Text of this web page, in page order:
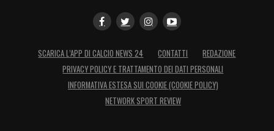
SCARICA L’APP DI CALCIO NEWS 24 CONTATTI
REDAZIONE
PRIVACY POLICY E TRATTAMENTO DEI DATI PERSONALI
INFORMATIVA ESTESA SUI COOKIE (COOKIE POLICY)
NETWORK SPORT REVIEW